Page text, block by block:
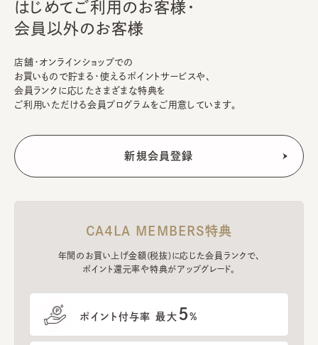
はじめてご利用のお客様・
会員以外のお客様
店舗・オンラインショップでの
お買いもので貯まる・使えるポイントサービスや、
会員ランクに応じたさまざまな特典を
ご利用いただける会員プログラムをご用意しています。
CA4LA MEMBERS特典
年間のお買い上げ金額(税抜)に応じた会員ランクで、
ポイント還元率や特典がアップグレード。
ポイント付与率 最大 5%